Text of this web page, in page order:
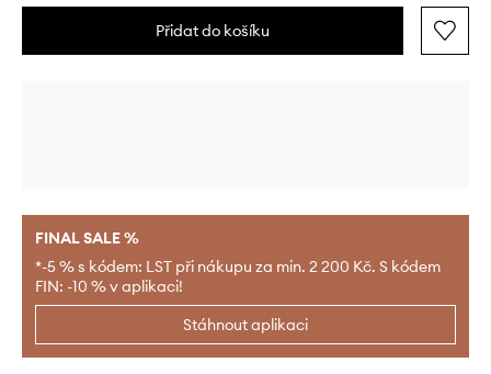
Přidat do košíku
FINAL SALE %
*-5 % s kódem: LST při nákupu za min. 2 200 Kč. S kódem
FIN: -10 % v aplikaci!
Stáhnout aplikaci